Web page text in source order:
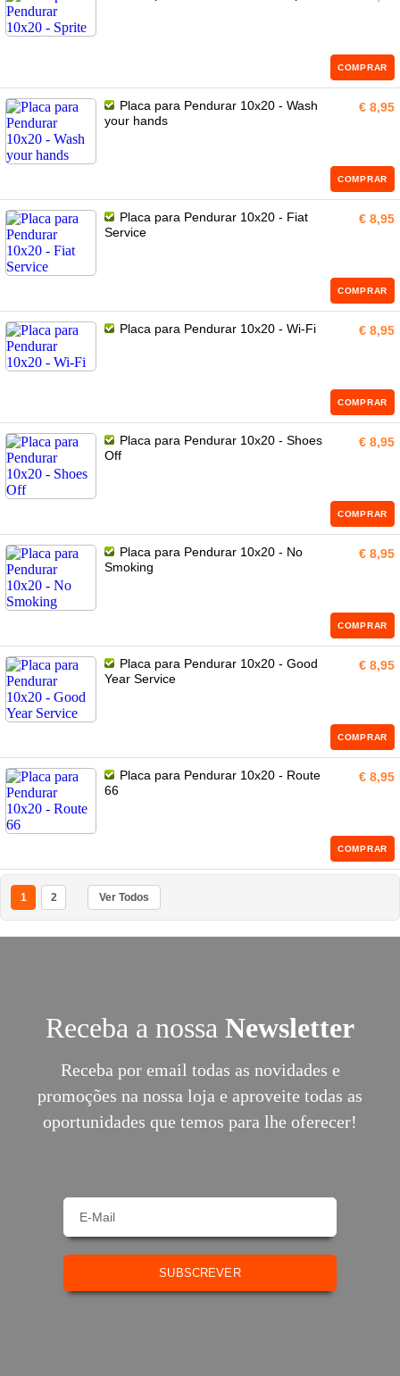
COMPRAR
Placa para Pendurar 10x20 - Wash
your hands
€ 8,95
COMPRAR
Placa para Pendurar 10x20 - Fiat
Service
€ 8,95
COMPRAR
Placa para Pendurar 10x20 - Wi-Fi € 8,95
COMPRAR
Placa para Pendurar 10x20 - Shoes
Off
€ 8,95
COMPRAR
Placa para Pendurar 10x20 - No
Smoking
€ 8,95
COMPRAR
Placa para Pendurar 10x20 - Good
Year Service
€ 8,95
COMPRAR
Placa para Pendurar 10x20 - Route
66
€ 8,95
COMPRAR
1 2 Ver Todos
Receba a nossa Newsletter
Receba por email todas as novidades e
promoções na nossa loja e aproveite todas as
oportunidades que temos para lhe oferecer!
SUBSCREVER